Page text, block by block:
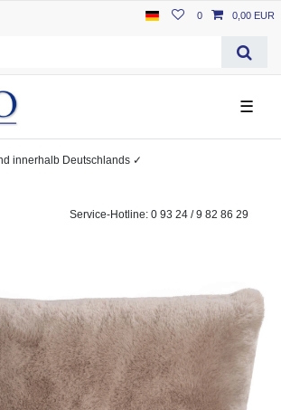
0 0,00 EUR
☰
innerhalb Deutschlands ✓
Service-Hotline: 0 93 24 / 9 82 86 29